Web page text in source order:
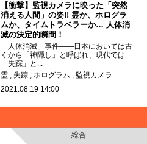
【衝撃】監視カメラに映った「突然
消える人間」の姿!! 霊か、ホログラ
ムか、タイムトラベラーか… 人体消
滅の決定的瞬間！
「人体消滅」事件――日本においては古
くから「神隠し」と呼ばれ、現代では
「失踪」と...
霊
失踪 ホログラム
監視カメラ
2021.08.19 14:00
総合